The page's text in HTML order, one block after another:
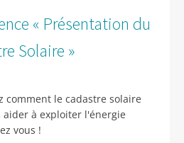
« Présentation du
Solaire »
comment le cadastre solaire
aider à exploiter l'énergie
vous !